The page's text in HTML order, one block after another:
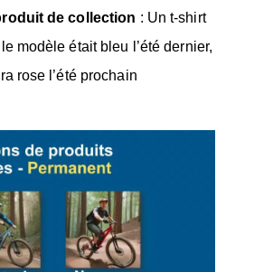
de collection : Un t-shirt
modèle était bleu l’été dernier,
rose l’été prochain